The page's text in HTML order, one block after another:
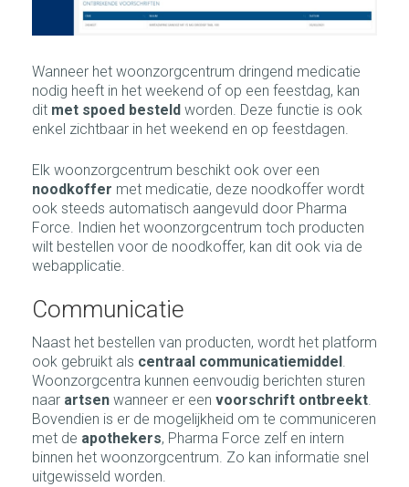
Wanneer het woonzorgcentrum dringend medicatie
nodig heeft in het weekend of op een feestdag, kan
dit met spoed besteld worden. Deze functie is ook
enkel zichtbaar in het weekend en op feestdagen.
Elk woonzorgcentrum beschikt ook over een
noodkoffer met medicatie, deze noodkoffer wordt
ook steeds automatisch aangevuld door Pharma
Force. Indien het woonzorgcentrum toch producten
wilt bestellen voor de noodkoffer, kan dit ook via de
webapplicatie.
Communicatie
Naast het bestellen van producten, wordt het platform
ook gebruikt als centraal communicatiemiddel .
Woonzorgcentra kunnen eenvoudig berichten sturen
naar artsen wanneer er een voorschrift ontbreekt.
Bovendien is er de mogelijkheid om te communiceren
met de apothekers, Pharma Force zelf en intern
binnen het woonzorgcentrum. Zo kan informatie snel
uitgewisseld worden.